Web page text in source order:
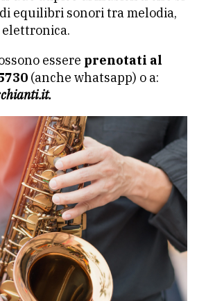
equilibri sonori tra melodia,
essere prenotati al
(anche whatsapp) o a: